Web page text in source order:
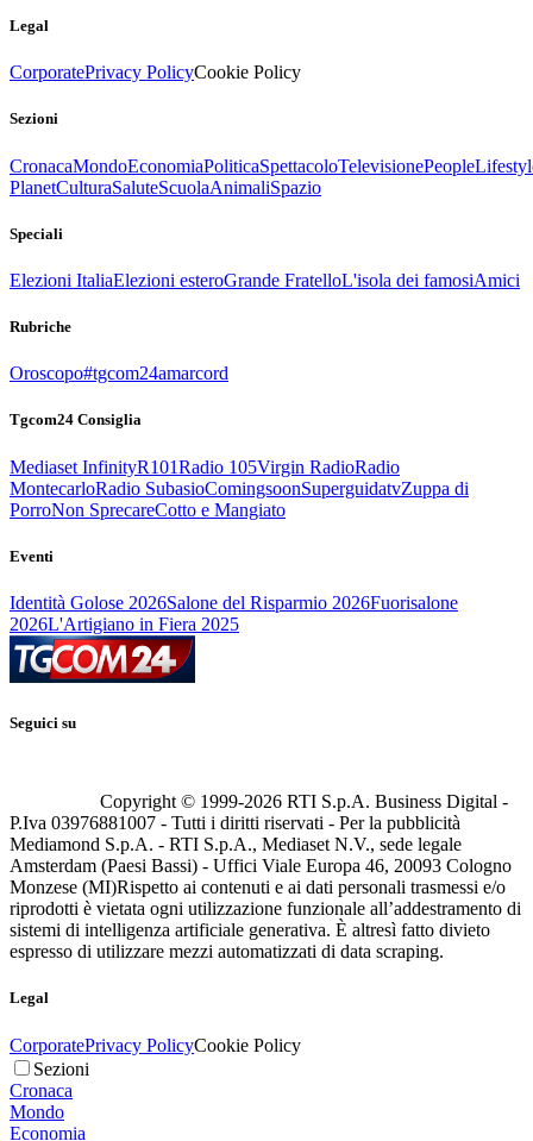
Legal
CorporatePrivacy PolicyCookie Policy
Sezioni
CronacaMondoEconomiaPoliticaSpettacoloTelevisionePeople
PlanetCulturaSaluteScuolaAnimaliSpazio
Speciali
Elezioni ItaliaElezioni esteroGrande FratelloL'isola dei famosiAmici
Rubriche
Oroscopo#tgcom24amarcord
Tgcom24 Consiglia
Mediaset InfinityR101Radio 105Virgin RadioRadio
MontecarloRadio SubasioComingsoonSuperguidatvZuppa di
PorroNon SprecareCotto e Mangiato
Eventi
Identità Golose 2026Salone del Risparmio 2026Fuorisalone
2026L'Artigiano in Fiera 2025
Seguici su
Copyright © 1999-2026 RTI S.p.A. Business Digital -
P.Iva 03976881007 - Tutti i diritti riservati - Per la pubblicità
Mediamond S.p.A. - RTI S.p.A., Mediaset N.V., sede legale
Amsterdam (Paesi Bassi) - Uffici Viale Europa 46, 20093 Cologno
Monzese (MI)Rispetto ai contenuti e ai dati personali trasmessi e/o
riprodotti è vietata ogni utilizzazione funzionale all’addestramento di
sistemi di intelligenza artificiale generativa. È altresì fatto divieto
espresso di utilizzare mezzi automatizzati di data scraping.
Legal
CorporatePrivacy PolicyCookie Policy
Sezioni
Cronaca
Mondo
Economia